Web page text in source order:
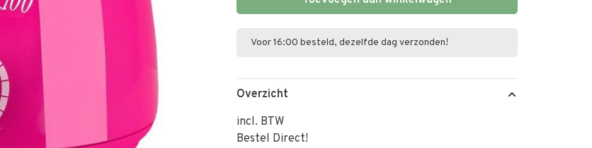
Voor 16:00 besteld, dezelfde dag verzonden!
Overzicht
incl. BTW
Bestel Direct!